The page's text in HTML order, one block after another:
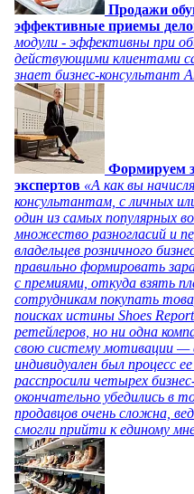
Продажи
эффективные приемы
модули - эффективны при
действующими клиентами
знает бизнес-консультант
Формируем
экспертов «А как вы
консультантам, с личных
один из самых популярных
множество разногласий и
владельцев розничного
правильно формировать
с премиями, откуда взять
сотрудникам покупать
поисках истины Shoes
ретейлеров, но ни одна
свою систему мотивации —
индивидуален был процесс
расспросили четырех
окончательно убедились в
продавцов очень сложна,
смогли прийти к единому